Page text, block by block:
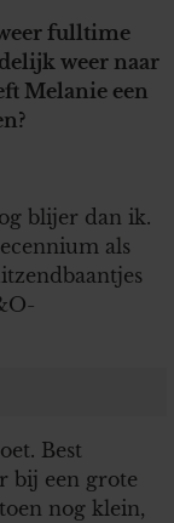
fulltime
weer naar
Melanie een
blijer dan ik.
als
Best
bij een grote
nog klein,